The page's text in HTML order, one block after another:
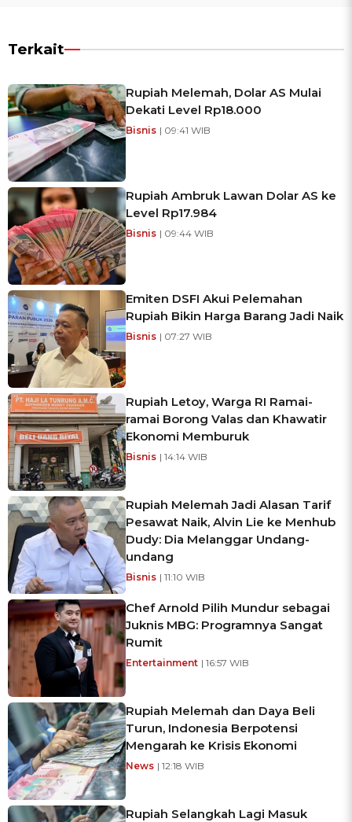
Terkait
Rupiah Melemah, Dolar AS Mulai
Dekati Level Rp18.000
Bisnis | 09:41 WIB
Rupiah Ambruk Lawan Dolar AS ke
Level Rp17.984
Bisnis | 09:44 WIB
Emiten DSFI Akui Pelemahan
Rupiah Bikin Harga Barang Jadi Naik
Bisnis | 07:27 WIB
Rupiah Letoy, Warga RI Ramai-
ramai Borong Valas dan Khawatir
Ekonomi Memburuk
Bisnis | 14:14 WIB
Rupiah Melemah Jadi Alasan Tarif
Pesawat Naik, Alvin Lie ke Menhub
Dudy: Dia Melanggar Undang-
undang
Bisnis | 11:10 WIB
Chef Arnold Pilih Mundur sebagai
Juknis MBG: Programnya Sangat
Rumit
Entertainment | 16:57 WIB
Rupiah Melemah dan Daya Beli
Turun, Indonesia Berpotensi
Mengarah ke Krisis Ekonomi
News | 12:18 WIB
Rupiah Selangkah Lagi Masuk